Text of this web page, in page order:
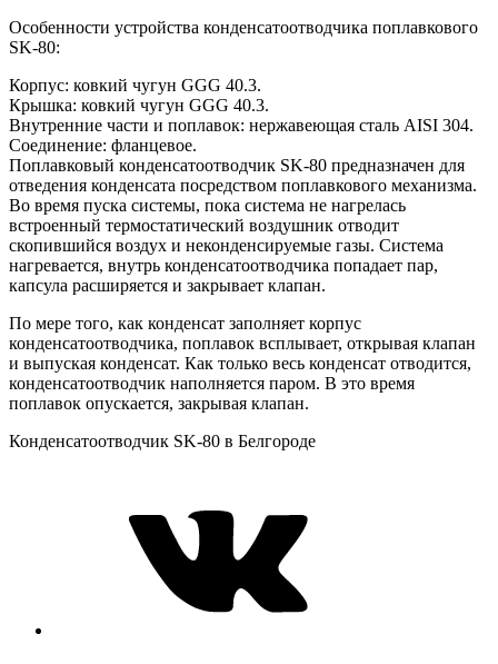
Особенности устройства конденсатоотводчика поплавкового
SK-80:
Корпус: ковкий чугун GGG 40.3.
Крышка: ковкий чугун GGG 40.3.
Внутренние части и поплавок: нержавеющая сталь AISI 304.
Соединение: фланцевое.
Поплавковый конденсатоотводчик SK-80 предназначен для
отведения конденсата посредством поплавкового механизма.
Во время пуска системы, пока система не нагрелась
встроенный термостатический воздушник отводит
скопившийся воздух и неконденсируемые газы. Система
нагревается, внутрь конденсатоотводчика попадает пар,
капсула расширяется и закрывает клапан.
По мере того, как конденсат заполняет корпус
конденсатоотводчика, поплавок всплывает, открывая клапан
и выпуская конденсат. Как только весь конденсат отводится,
конденсатоотводчик наполняется паром. В это время
поплавок опускается, закрывая клапан.
Конденсатоотводчик SK-80 в Белгороде